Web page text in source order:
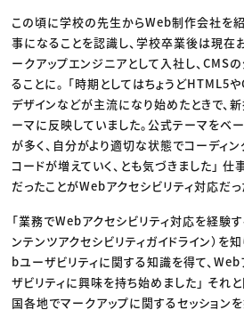
この頃に学校の先生からWeb制作会社を
事になることを認識し、学校卒業後は現在
ークアップエンジニアとして入社し、CMS
ることに。 「時期としてはちょうどHTML5
デザインなどが主流になり始めたときで、
ーマに反映していました。公式テーマをベ
が多く、自分がより適切な状態でコーディ
コードが増えていく、とも気づきました」 仕
だったことがWebアクセシビリティ対応だっ
「業務でWebアクセシビリティ対応を経験
ンテンツアクセシビリティガイドライン）を
bユーザビリティに関する知識を得て、Web
ザビリティに興味を持ち始めました」 それ
国各地でマークアップに関するセッション